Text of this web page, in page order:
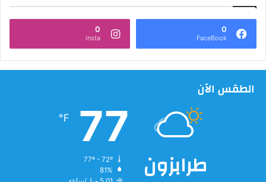
0
FaceBook
0
insta
الطقس الآن
طرابزون
77
℉
81%